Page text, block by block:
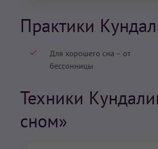
Практики
Для хорошего сна – от
бессонницы
Техники
сном»